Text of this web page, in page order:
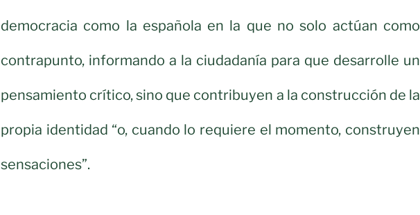
democracia como la española en la que no solo actúan como
contrapunto, informando a la ciudadanía para que desarrolle un
pensamiento crítico, sino que contribuyen a la construcción de la
propia identidad “o, cuando lo requiere el momento, construyen
sensaciones”.